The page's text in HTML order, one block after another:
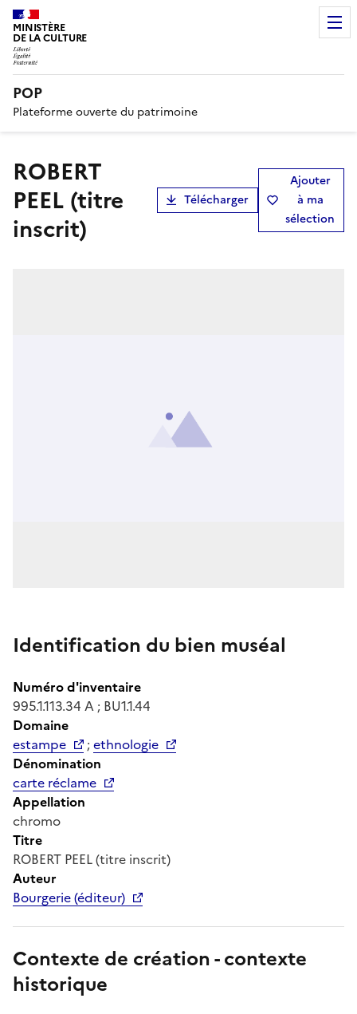
MINISTÈRE
DE LA CULTURE
POP
Plateforme ouverte du patrimoine
ROBERT
PEEL (titre
inscrit)
Télécharger
Ajouter
à ma
sélection
Identification du bien muséal
Numéro d'inventaire
995.1.113.34 A ; BU1.1.44
Domaine
estampe
;ethnologie
Dénomination
carte réclame
Appellation
chromo
Titre
ROBERT PEEL (titre inscrit)
Auteur
Bourgerie (éditeur)
Contexte de création - contexte
historique